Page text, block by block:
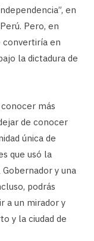
en
Pero, en
convertiría en
la dictadura de
más
de conocer
única de
que usó la
y una
podrás
a un mirador y
y la ciudad de